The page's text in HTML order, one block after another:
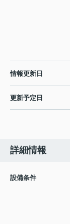
情報更新日
更新予定日
詳細情報
設備条件